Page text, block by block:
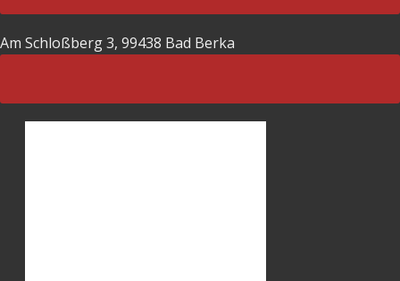
Am Schloßberg 3, 99438 Bad Berka